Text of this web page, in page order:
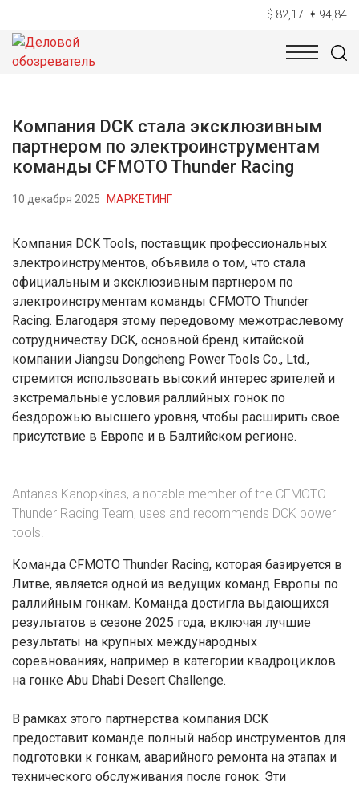
$ 82,17 € 94,84
НОВОСТИ
Компания DCK стала эксклюзивным
партнером по электроинструментам
команды CFMOTO Thunder Racing
10 декабря 2025 МАРКЕТИНГ
Компания DCK Tools, поставщик профессиональных
электроинструментов, объявила о том, что стала
официальным и эксклюзивным партнером по
электроинструментам команды CFMOTO Thunder
Racing. Благодаря этому передовому межотраслевому
сотрудничеству DCK, основной бренд китайской
компании Jiangsu Dongcheng Power Tools Co., Ltd.,
стремится использовать высокий интерес зрителей и
экстремальные условия раллийных гонок по
бездорожью высшего уровня, чтобы расширить свое
присутствие в Европе и в Балтийском регионе.
Antanas Kanopkinas, a notable member of the CFMOTO
Thunder Racing Team, uses and recommends DCK power
tools.
Команда CFMOTO Thunder Racing, которая базируется в
Литве, является одной из ведущих команд Европы по
раллийным гонкам. Команда достигла выдающихся
результатов в сезоне 2025 года, включая лучшие
результаты на крупных международных
соревнованиях, например в категории квадроциклов
на гонке Abu Dhabi Desert Challenge.
В рамках этого партнерства компания DCK
предоставит команде полный набор инструментов для
подготовки к гонкам, аварийного ремонта на этапах и
технического обслуживания после гонок. Эти